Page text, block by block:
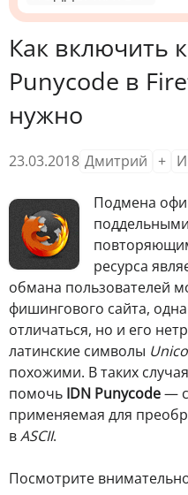
Как включить
Punycode в
нужно
23.03.2018 Дмитрий +
Подмена
ресурса
обмана пользователей
фишингового сайта,
отличаться, но и его
латинские символы
похожими. В таких
помочь IDN Punycode—
применяемая для
вASCII.
Посмотрите